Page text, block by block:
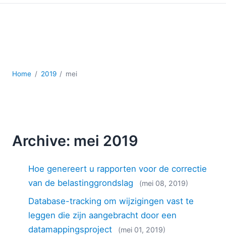
Mobiele applicatieontwikkeling
XBRL
2026
2024
2023
2022
2020
2019
Home 2019 mei
Archive: mei 2019
Hoe genereert u rapporten voor de correctie
van de belastinggrondslag
(mei 08, 2019)
Database-tracking om wijzigingen vast te
leggen die zijn aangebracht door een
datamappingsproject
(mei 01, 2019)